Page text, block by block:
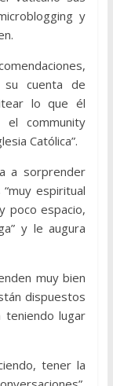
y
cuenta de
lo que él
community
Católica”.
a sorprender
espiritual
poco espacio,
y le augura
muy bien
dispuestos
teniendo lugar
tener la